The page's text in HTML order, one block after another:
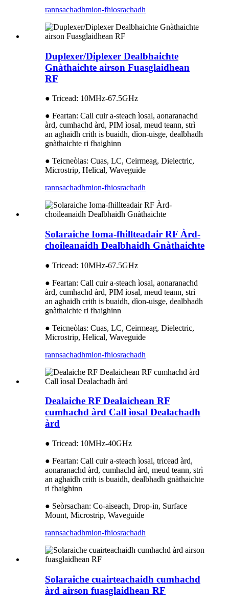
rannsachadhmion-fhiosrachadh
Duplexer/Diplexer Dealbhaichte
Gnàthaichte airson Fuasglaidhean
RF
● Tricead: 10MHz-67.5GHz
● Feartan: Call cuir a-steach ìosal, aonaranachd
àrd, cumhachd àrd, PIM ìosal, meud teann, strì
an aghaidh crith is buaidh, dìon-uisge, dealbhadh
gnàthaichte ri fhaighinn
● Teicneòlas: Cuas, LC, Ceirmeag, Dielectric,
Microstrip, Helical, Waveguide
rannsachadhmion-fhiosrachadh
Solaraiche Ioma-fhillteadair RF Àrd-
choileanaidh Dealbhaidh Gnàthaichte
● Tricead: 10MHz-67.5GHz
● Feartan: Call cuir a-steach ìosal, aonaranachd
àrd, cumhachd àrd, PIM ìosal, meud teann, strì
an aghaidh crith is buaidh, dìon-uisge, dealbhadh
gnàthaichte ri fhaighinn
● Teicneòlas: Cuas, LC, Ceirmeag, Dielectric,
Microstrip, Helical, Waveguide
rannsachadhmion-fhiosrachadh
Dealaiche RF Dealaichean RF
cumhachd àrd Call ìosal Dealachadh
àrd
● Tricead: 10MHz-40GHz
● Feartan: Call cuir a-steach ìosal, tricead àrd,
aonaranachd àrd, cumhachd àrd, meud teann, strì
an aghaidh crith is buaidh, dealbhadh gnàthaichte
ri fhaighinn
● Seòrsachan: Co-aiseach, Drop-in, Surface
Mount, Microstrip, Waveguide
rannsachadhmion-fhiosrachadh
Solaraiche cuairteachaidh cumhachd
àrd airson fuasglaidhean RF